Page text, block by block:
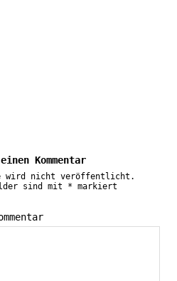
Kommentar
wird nicht veröffentlicht.
sind mit * markiert